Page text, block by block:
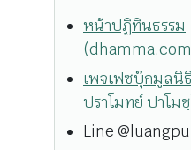
หน้าปฏิทินธรรม
เพจเฟซบุ๊กมูลนิ
ปราโมทย์ ปาโม
Line